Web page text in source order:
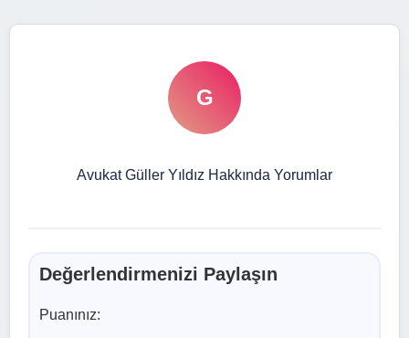
G
Avukat Güller Yıldız Hakkında Yorumlar
Değerlendirmenizi Paylaşın
Puanınız: